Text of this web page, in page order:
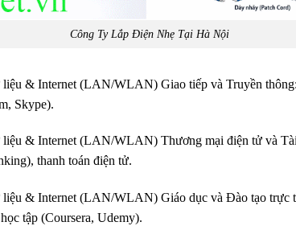
Công Ty Lắp Điện Nhẹ Tại Hà Nội
& Internet (LAN/WLAN) Giao tiếp và Truyền
Skype).
& Internet (LAN/WLAN) Thương mại điện tử và
thanh toán điện tử.
& Internet (LAN/WLAN) Giáo dục và Đào tạo trực
tập (Coursera, Udemy).